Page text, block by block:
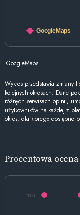
GoogleMaps
GoogleMaps
Wykres przedstawia zmiany
kolejnych okresach. Dane
różnych serwisach opinii,
użytkowników na każdej z
okres, dla którego dostępne
Procentowa ocena
100